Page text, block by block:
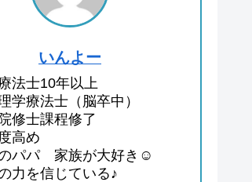
いんよー
法士10年以上
学療法士（脳卒中）
修士課程修了
高め
パパ 家族が大好き☺
力を信じている♪